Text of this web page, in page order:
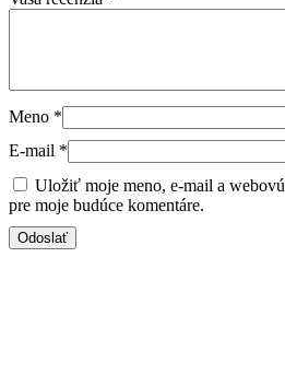
Meno *
E-mail *
Uložiť moje meno, e-mail a
pre moje budúce komentáre.